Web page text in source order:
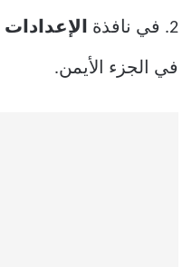
2. في نافذة الإعدادات
في الجزء الأيمن.